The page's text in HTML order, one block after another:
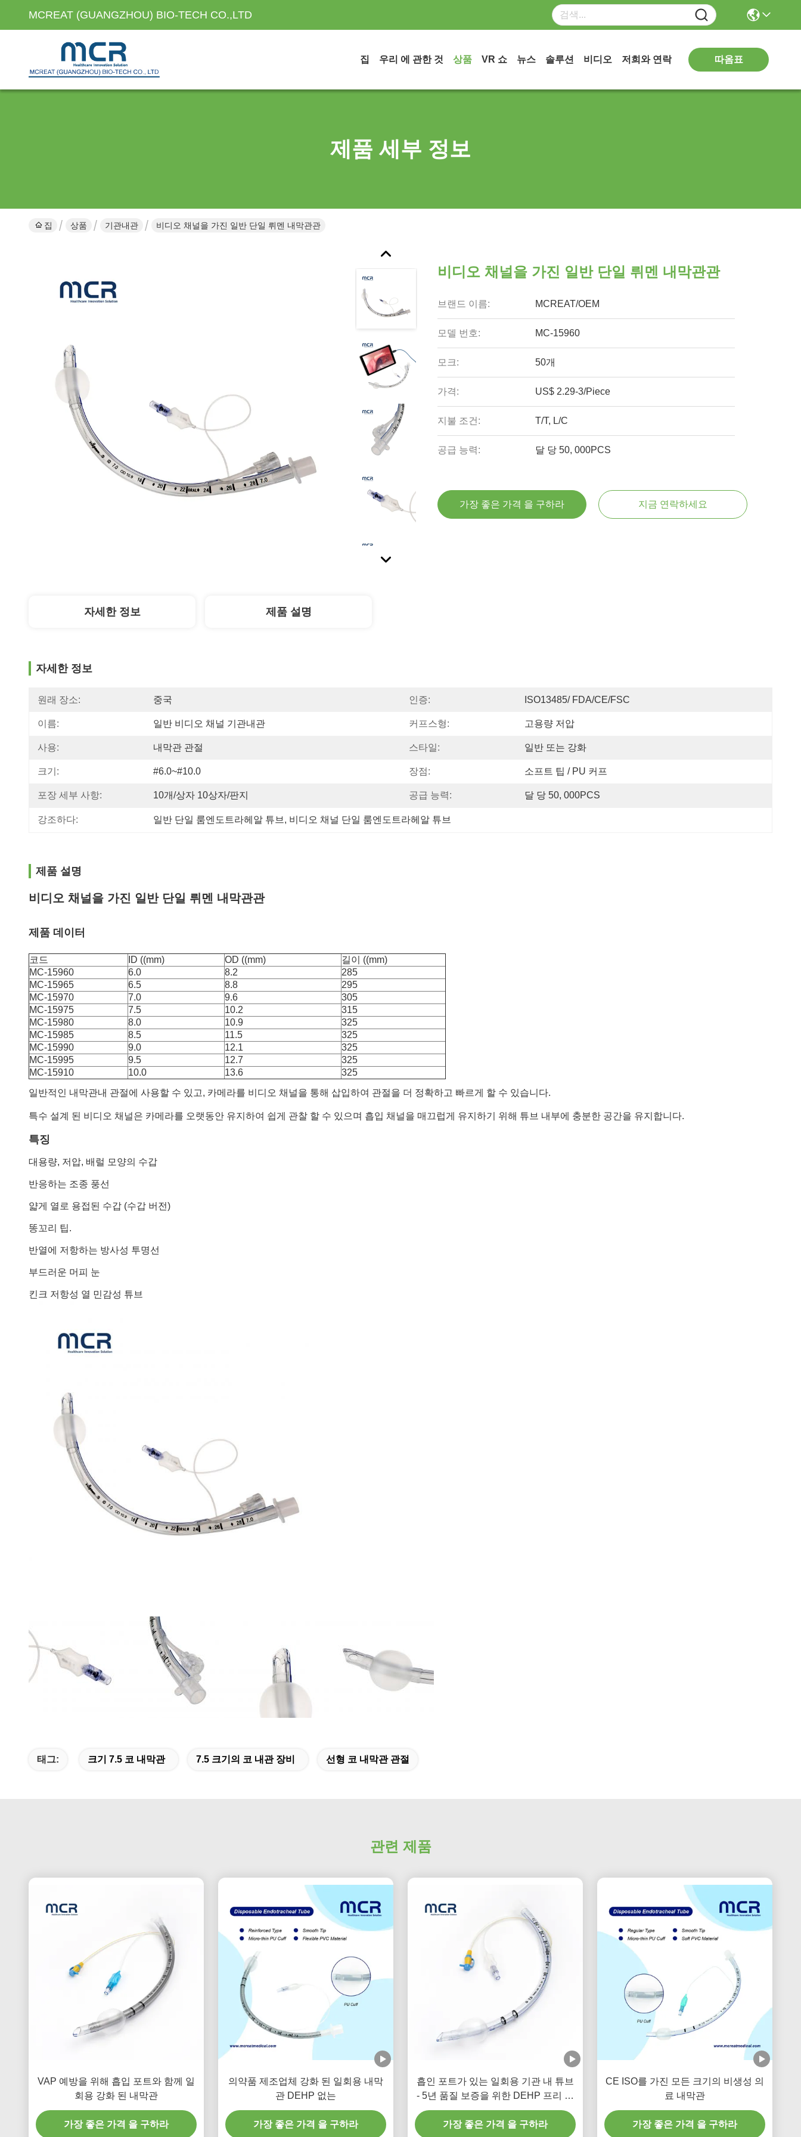
MCREAT (GUANGZHOU) BIO-TECH CO.,LTD
집 우리 에 관한 것 상품 VR 쇼 뉴스 솔루션 비디오 저희와 연락 따옴표
제품 세부 정보
집 상품 기관내관 비디오 채널을 가진 일반 단일 뤼멘 내막관관
비디오 채널을 가진 일반 단일 뤼멘 내막관관
브랜드 이름: MCREAT/OEM
모델 번호: MC-15960
모크: 50개
가격: US$ 2.29-3/Piece
지불 조건: T/T, L/C
공급 능력: 달 당 50, 000PCS
가장 좋은 가격 을 구하라 지금 연락하세요
자세한 정보 제품 설명
자세한 정보
원래 장소: 중국 인증: ISO13485/ FDA/CE/FSC
이름: 일반 비디오 채널 기관내관 커프스형: 고용량 저압
사용: 내막관 관절 스타일: 일반 또는 강화
크기: #6.0~#10.0 장점: 소프트 팁 / PU 커프
포장 세부 사항: 10개/상자 10상자/판지 공급 능력: 달 당 50, 000PCS
강조하다: 일반 단일 룸엔도트라헤알 튜브 , 비디오 채널 단일 룸엔도트라헤알 튜브
제품 설명
비디오 채널을 가진 일반 단일 뤼멘 내막관관
제품 데이터
코드 ID ((mm) OD ((mm)
길이 ((mm)
MC-15960
6.0 8.2
285
MC-15965
6.5 8.8
295
MC-15970
7.0 9.6
305
MC-15975
7.5 10.2
315
MC-15980
8.0 10.9
325
MC-15985
8.5 11.5
325
MC-15990
9.0 12.1
325
MC-15995
9.5 12.7
325
MC-15910
10.0 13.6
325
일반적인 내막관내 관절에 사용할 수 있고, 카메라를 비디오 채널을 통해 삽입하여 관절을 더 정확하고 빠르게 할 수 있습니다.
특수 설계 된 비디오 채널은 카메라를 오랫동안 유지하여 쉽게 관찰 할 수 있으며 흡입 채널을 매끄럽게 유지하기 위해 튜브 내부에 충분한 공간을 유지합니다.
특징
대용량, 저압, 배럴 모양의 수갑
반응하는 조종 풍선
얇게 열로 용접된 수갑 (수갑 버전)
똥꼬리 팁.
반열에 저항하는 방사성 투명선
부드러운 머피 눈
킨크 저항성 열 민감성 튜브
태그: 크기 7.5 코 내막관 7.5 크기의 코 내관 장비 선형 코 내막관 관절
관련 제품
VAP 예방을 위해 흡입 포트와 함께 일
회용 강화 된 내막관
가장 좋은 가격 을 구하라
의약품 제조업체 강화 된 일회용 내막
관 DEHP 없는
가장 좋은 가격 을 구하라
흡인 포트가 있는 일회용 기관 내 튜브
- 5년 품질 보증을 위한 DEHP 프리 투
명 PVC
가장 좋은 가격 을 구하라
CE ISO를 가진 모든 크기의 비생성 의
료 내막관
가장 좋은 가격 을 구하라